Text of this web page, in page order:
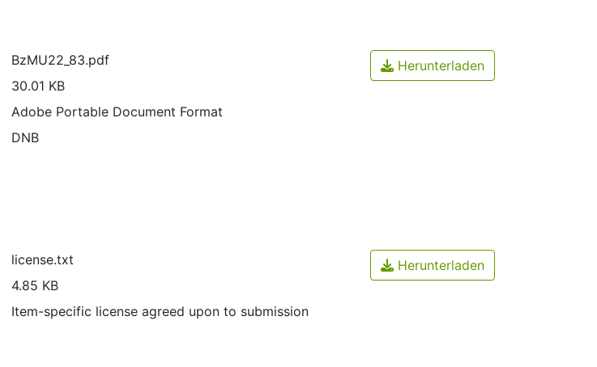
BzMU22_83.pdf
30.01 KB
Adobe Portable Document Format
DNB
Herunterladen
license.txt
4.85 KB
Item-specific license agreed upon to submission
Herunterladen